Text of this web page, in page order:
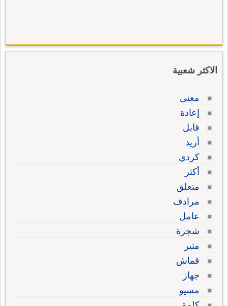
الاكثر شعبية
معنى
إعادة
قابل
أريد
كردي
أكثر
متعلق
مرادف
عامل
شجرة
مثير
قماش
جهاز
مسيو